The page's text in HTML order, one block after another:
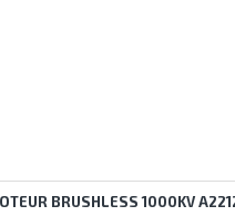
BRUSHLESS 1000KV